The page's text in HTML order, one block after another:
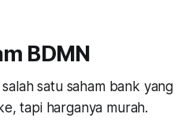
BDMN
satu saham bank yang
tapi harganya murah.